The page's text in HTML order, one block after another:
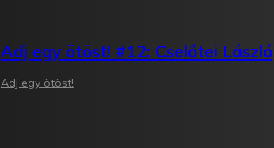
Adj egy ötöst! #12: Cselőtei László
Adj egy ötöst!